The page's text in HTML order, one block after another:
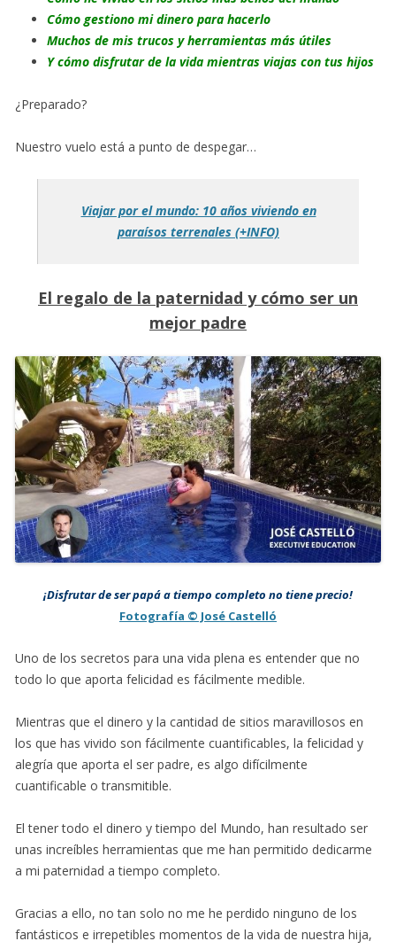
Cómo gestiono mi dinero para hacerlo
Muchos de mis trucos y herramientas más útiles
Y cómo disfrutar de la vida mientras viajas con tus hijos
¿Preparado?
Nuestro vuelo está a punto de despegar…
Viajar por el mundo: 10 años viviendo en
paraísos terrenales (+INFO)
El regalo de la paternidad y cómo ser un
mejor padre
¡Disfrutar de ser papá a tiempo completo no tiene precio!
Fotografía © José Castelló
Uno de los secretos para una vida plena es entender que no
todo lo que aporta felicidad es fácilmente medible.
Mientras que el dinero y la cantidad de sitios maravillosos en
los que has vivido son fácilmente cuantificables, la felicidad y
alegría que aporta el ser padre, es algo difícilmente
cuantificable o transmitible.
El tener todo el dinero y tiempo del Mundo, han resultado ser
unas increíbles herramientas que me han permitido dedicarme
a mi paternidad a tiempo completo.
Gracias a ello, no tan solo no me he perdido ninguno de los
fantásticos e irrepetibles momentos de la vida de nuestra hija,